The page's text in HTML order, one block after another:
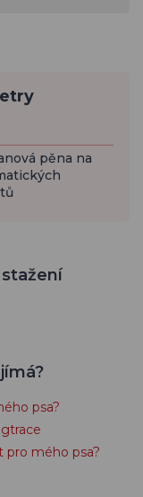
pěna na
psa?
pro mého psa?